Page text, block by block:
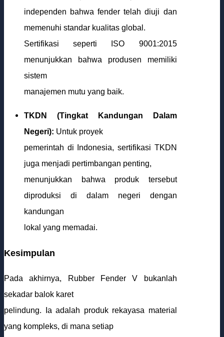
independen bahwa fender telah diuji dan
memenuhi standar kualitas global.
Sertifikasi seperti ISO 9001:2015
menunjukkan bahwa produsen memiliki
sistem
manajemen mutu yang baik.
TKDN (Tingkat Kandungan Dalam
Negeri): Untuk proyek
pemerintah di Indonesia, sertifikasi TKDN
juga menjadi pertimbangan penting,
menunjukkan bahwa produk tersebut
diproduksi di dalam negeri dengan
kandungan
lokal yang memadai.
Kesimpulan
Pada akhirnya, Rubber Fender V bukanlah
sekadar balok karet
pelindung. Ia adalah produk rekayasa material
yang kompleks, di mana setiap